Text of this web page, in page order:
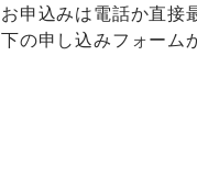
お申込みは電話か直接
下の申し込みフォーム